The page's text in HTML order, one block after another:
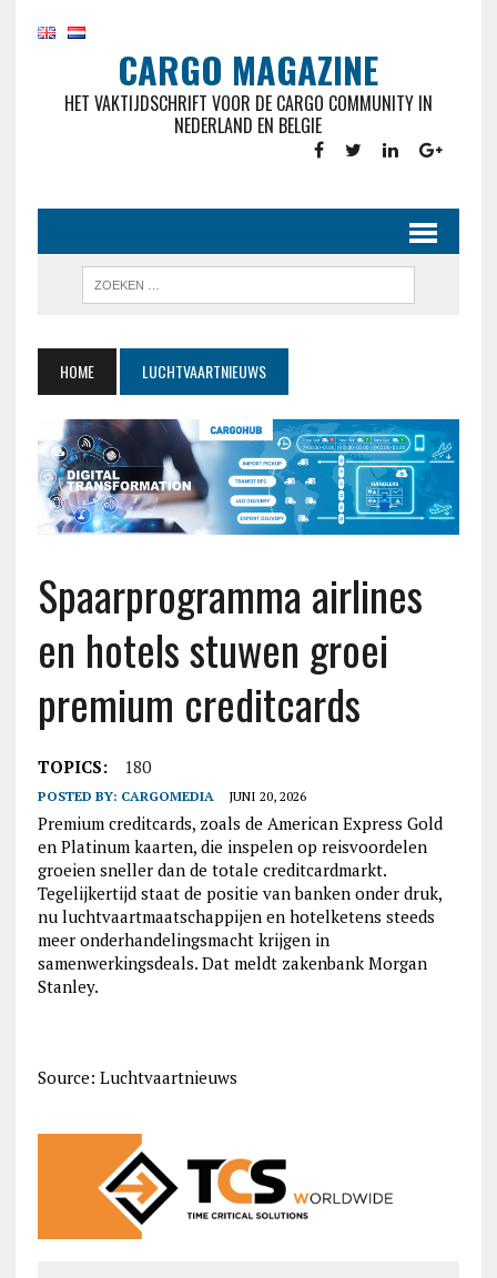
CARGO MAGAZINE
HET VAKTIJDSCHRIFT VOOR DE CARGO COMMUNITY IN
NEDERLAND EN BELGIE
HOME LUCHTVAARTNIEUWS
Spaarprogramma airlines
en hotels stuwen groei
premium creditcards
TOPICS: 180
POSTED BY: CARGOMEDIA JUNI 20, 2026
Premium creditcards, zoals de American Express Gold
en Platinum kaarten, die inspelen op reisvoordelen
groeien sneller dan de totale creditcardmarkt.
Tegelijkertijd staat de positie van banken onder druk,
nu luchtvaartmaatschappijen en hotelketens steeds
meer onderhandelingsmacht krijgen in
samenwerkingsdeals. Dat meldt zakenbank Morgan
Stanley.
Source: Luchtvaartnieuws